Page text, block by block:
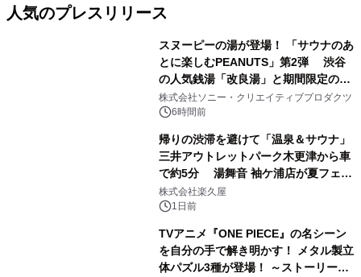
人気のプレスリリース
スヌーピーの湯が登場！ 「サウナのあ
とに楽しむPEANUTS」第2弾 渋谷
の人気銭湯「改良湯」と期間限定のコ
ラボレーション サウナイキタイコラ
ボグッズも発売決定！
株式会社ソニー・クリエイティブプロダクツ
6時間前
帰りの渋滞を避けて「温泉＆サウナ」
三井アウトレットパーク木更津から車
で約5分 湯舞音 袖ケ浦店が夏フェア
メニューを提供
株式会社楽久屋
1日前
TVアニメ『ONE PIECE』の名シーン
を自分の手で解き明かす！ メタル製立
体パズル3種が登場！ ～ストーリーと